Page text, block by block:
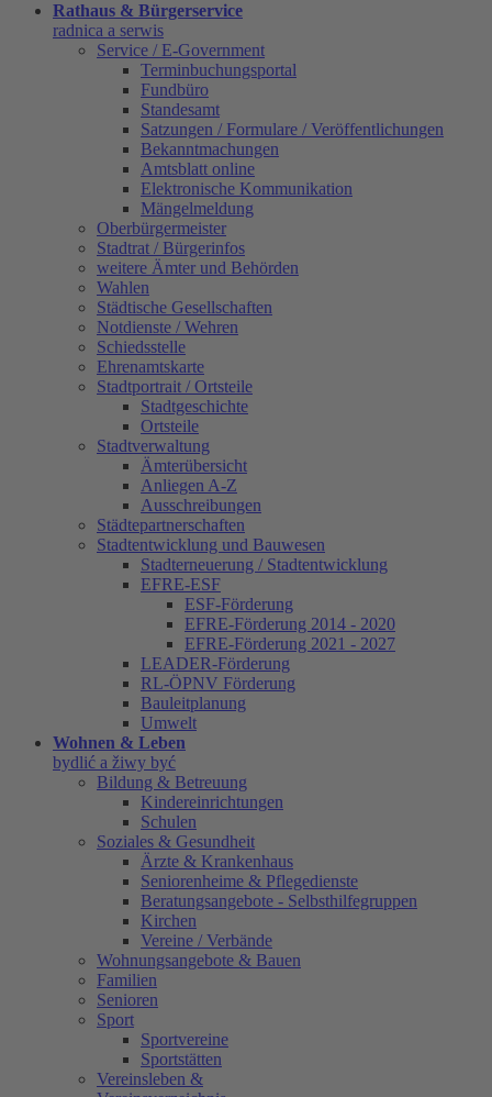
Rathaus & Bürgerservice
radnica a serwis
Service / E-Government
Terminbuchungsportal
Fundbüro
Standesamt
Satzungen / Formulare / Veröffentlichungen
Bekanntmachungen
Amtsblatt online
Elektronische Kommunikation
Mängelmeldung
Oberbürgermeister
Stadtrat / Bürgerinfos
weitere Ämter und Behörden
Wahlen
Städtische Gesellschaften
Notdienste / Wehren
Schiedsstelle
Ehrenamtskarte
Stadtportrait / Ortsteile
Stadtgeschichte
Ortsteile
Stadtverwaltung
Ämterübersicht
Anliegen A-Z
Ausschreibungen
Städtepartnerschaften
Stadtentwicklung und Bauwesen
Stadterneuerung / Stadtentwicklung
EFRE-ESF
ESF-Förderung
EFRE-Förderung 2014 - 2020
EFRE-Förderung 2021 - 2027
LEADER-Förderung
RL-ÖPNV Förderung
Bauleitplanung
Umwelt
Wohnen & Leben
bydlić a žiwy być
Bildung & Betreuung
Kindereinrichtungen
Schulen
Soziales & Gesundheit
Ärzte & Krankenhaus
Seniorenheime & Pflegedienste
Beratungsangebote - Selbsthilfegruppen
Kirchen
Vereine / Verbände
Wohnungsangebote & Bauen
Familien
Senioren
Sport
Sportvereine
Sportstätten
Vereinsleben &